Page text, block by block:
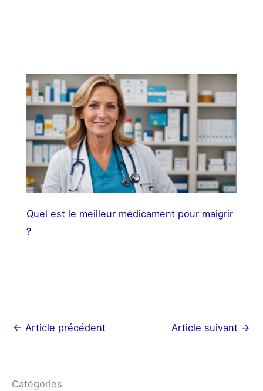
Quel est le meilleur médicament pour maigrir
?
← Article précédent Article suivant →
Catégories